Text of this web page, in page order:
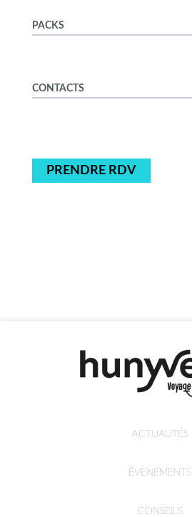
PACKS
CONTACTS
PRENDRE RDV
ACTUALITÉS
ÉVENEMENTS
CONSEILS